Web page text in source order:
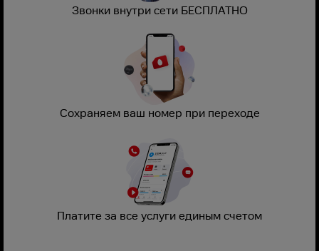
Звонки внутри сети БЕСПЛАТНО
Сохраняем ваш номер при переходе
Платите за все услуги единым счетом